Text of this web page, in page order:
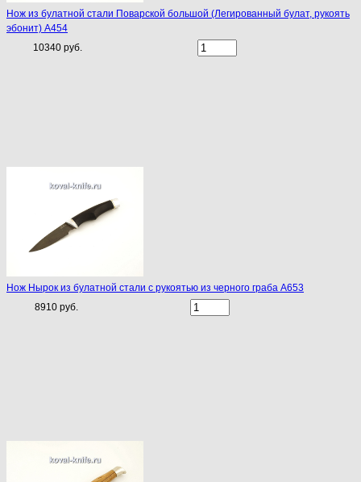
Нож из булатной стали Поварской большой (Легированный булат, рукоять
эбонит) A454
10340 руб.
Нож Нырок из булатной стали с рукоятью из черного граба A653
8910 руб.